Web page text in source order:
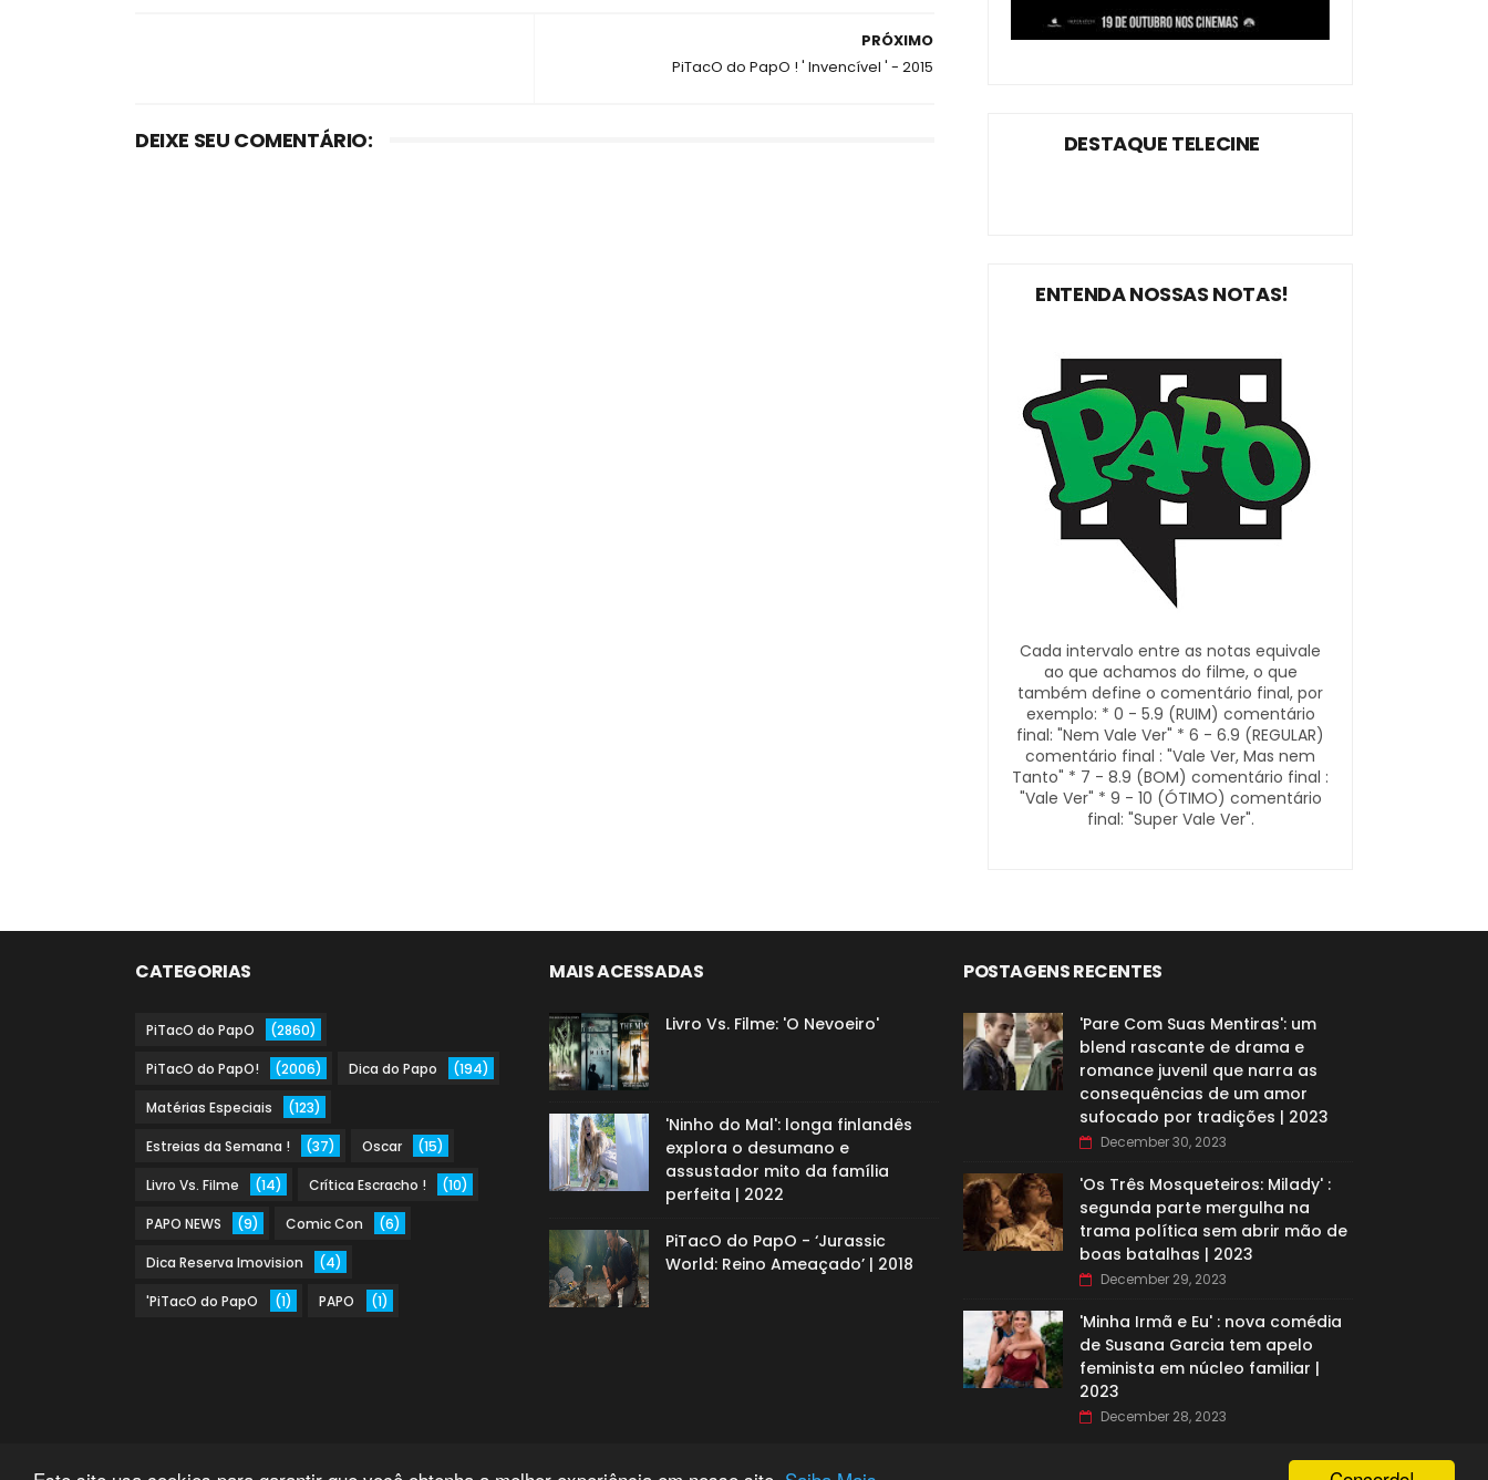
PRÓXIMO
PiTacO do PapO ! ' Invencível ' - 2015
DEIXE SEU COMENTÁRIO: DESTAQUE TELECINE
ENTENDA NOSSAS NOTAS!
Cada intervalo entre as notas equivale
ao que achamos do filme, o que
também define o comentário final, por
exemplo: * 0 - 5.9 (RUIM) comentário
final: "Nem Vale Ver" * 6 - 6.9 (REGULAR)
comentário final : "Vale Ver, Mas nem
Tanto" * 7 - 8.9 (BOM) comentário final :
"Vale Ver" * 9 - 10 (ÓTIMO) comentário
final: "Super Vale Ver".
CATEGORIAS
PiTacO do PapO (2860)
PiTacO do PapO! (2006) Dica do Papo (194)
Matérias Especiais (123)
Estreias da Semana ! (37) Oscar (15)
Livro Vs. Filme (14) Crítica Escracho ! (10)
PAPO NEWS (9) Comic Con (6)
Dica Reserva Imovision (4)
'PiTacO do PapO (1) PAPO (1)
MAIS ACESSADAS
Livro Vs. Filme: 'O Nevoeiro'
'Ninho do Mal': longa finlandês
explora o desumano e
assustador mito da família
perfeita | 2022
PiTacO do PapO - ‘Jurassic
World: Reino Ameaçado’ | 2018
POSTAGENS RECENTES
'Pare Com Suas Mentiras': um
blend rascante de drama e
romance juvenil que narra as
consequências de um amor
sufocado por tradições | 2023
December 30, 2023
'Os Três Mosqueteiros: Milady' :
segunda parte mergulha na
trama política sem abrir mão de
boas batalhas | 2023
December 29, 2023
'Minha Irmã e Eu' : nova comédia
de Susana Garcia tem apelo
feminista em núcleo familiar |
2023
December 28, 2023